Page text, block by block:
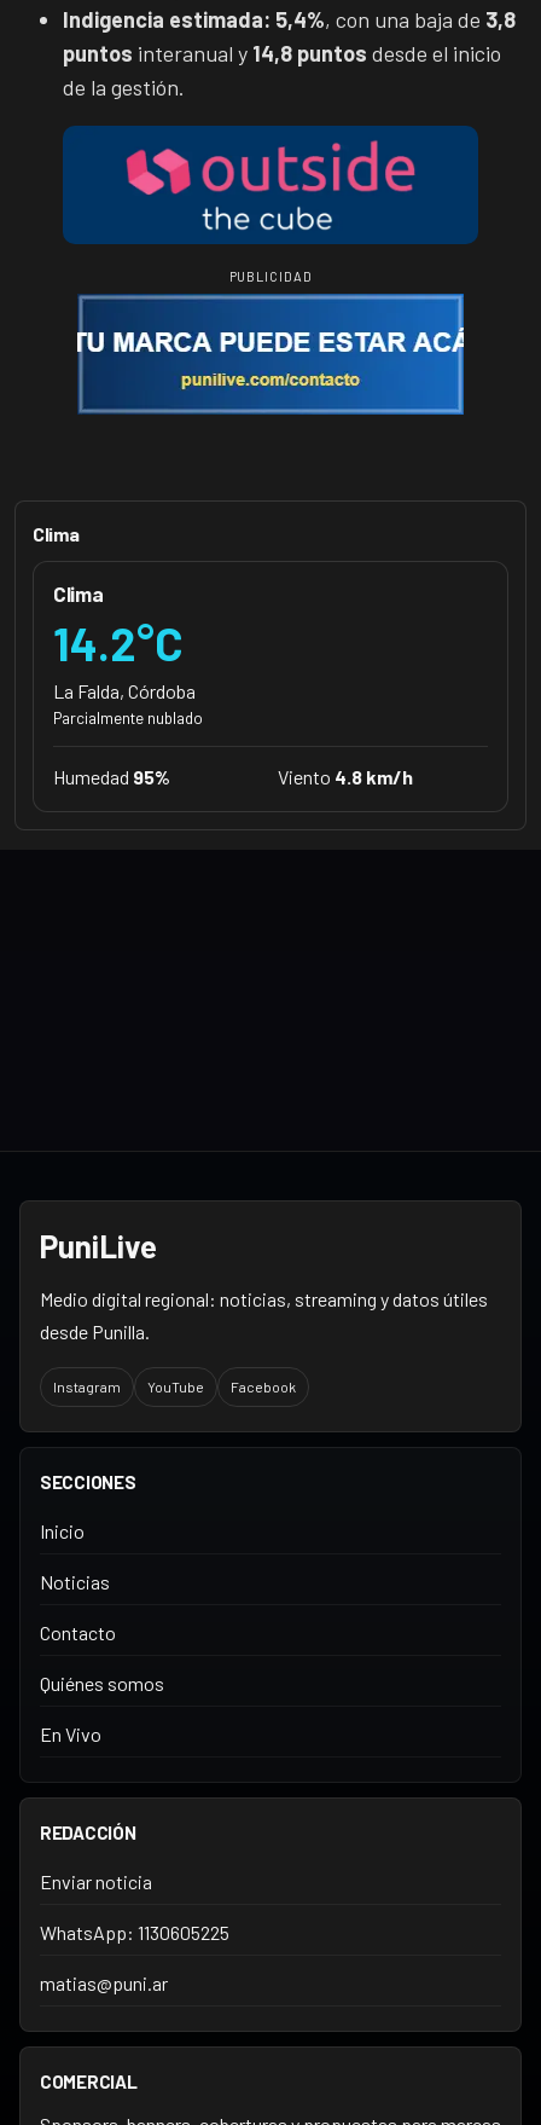
Indigencia estimada: 5,4%, con una baja de 3,8
puntos interanual y 14,8 puntos desde el inicio
de la gestión.
PUBLICIDAD
Clima
Clima
14.2°C
La Falda, Córdoba
Parcialmente nublado
Humedad 95% Viento 4.8 km/h
PuniLive
Medio digital regional: noticias, streaming y datos útiles
desde Punilla.
Instagram YouTube Facebook
SECCIONES
Inicio
Noticias
Contacto
Quiénes somos
En Vivo
REDACCIÓN
Enviar noticia
WhatsApp: 1130605225
matias@puni.ar
COMERCIAL